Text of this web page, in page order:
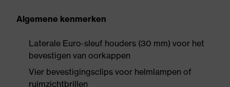
Algemene kenmerken
Laterale Euro-sleuf houders (30 mm) voor het
bevestigen van oorkappen
Vier bevestigingsclips voor helmlampen of
ruimzichtbrillen